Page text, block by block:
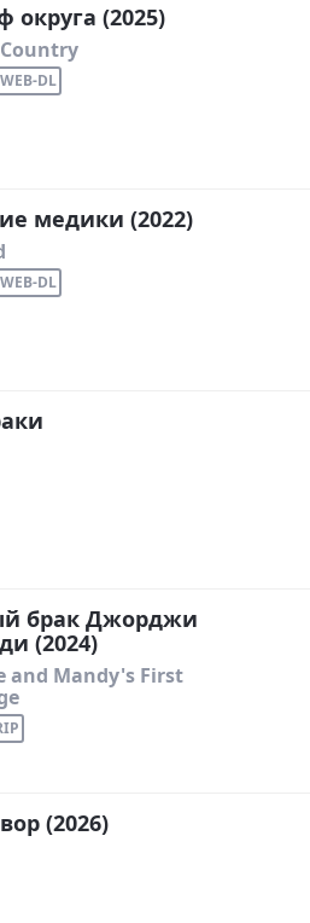
округа (2025)
DL
медики (2022)
DL
брак Джорджи
(2024)
and Mandy's First
(2026)